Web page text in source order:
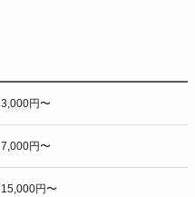
3,000円〜
7,000円〜
15,000円〜